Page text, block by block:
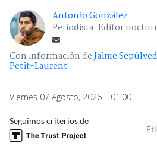
Antonio González
Periodista. Editor
Con información deJaime
Petit-Laurent
Viernes 07 Agosto, 2026 | 01:00
Seguimos criterios de